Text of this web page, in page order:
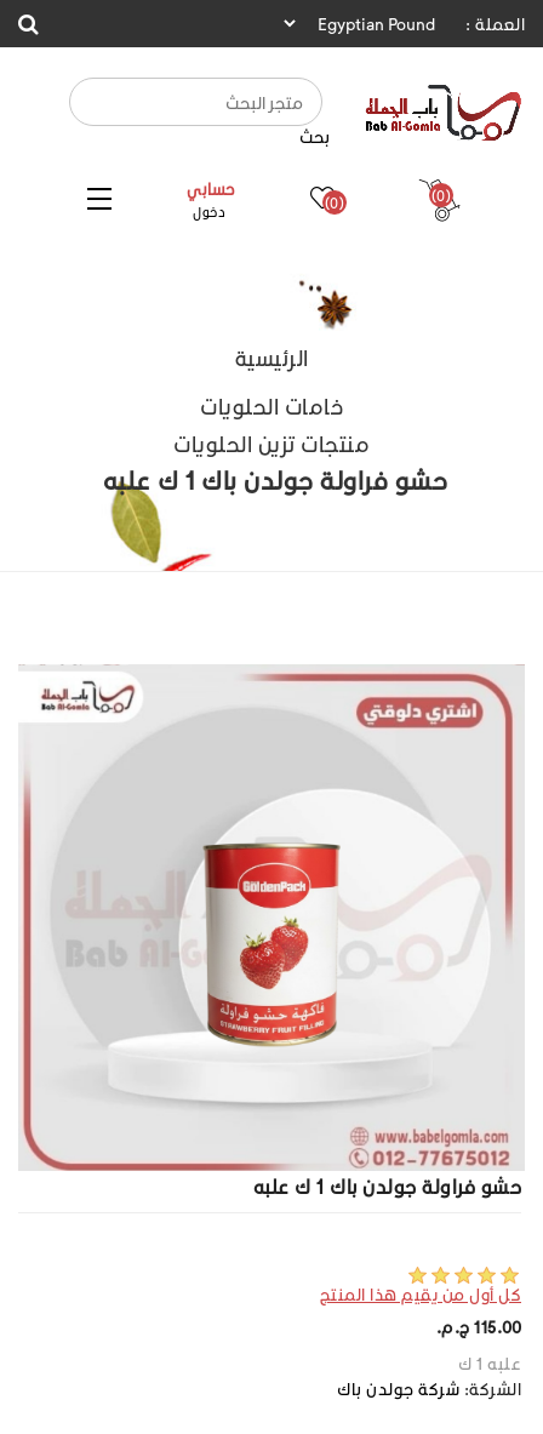
العملة :
بحث
حسابي
دخول (0) (0)
الرئيسية
خامات الحلويات
منتجات تزين الحلويات
حشو فراولة جولدن باك 1 ك علبه
حشو فراولة جولدن باك 1 ك علبه
كل أول من يقيم هذا المنتج
115.00 ج.م.‏
علبه 1 ك
الشركة: شركة جولدن باك